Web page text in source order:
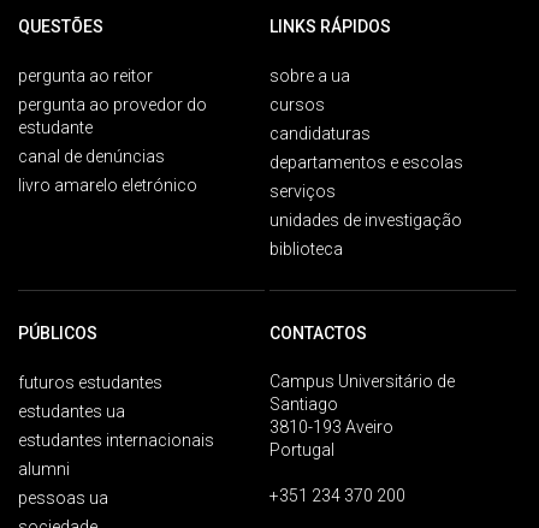
QUESTÕES
pergunta ao reitor
pergunta ao provedor do
estudante
canal de denúncias
livro amarelo eletrónico
LINKS RÁPIDOS
sobre a ua
cursos
candidaturas
departamentos e escolas
serviços
unidades de investigação
biblioteca
PÚBLICOS
futuros estudantes
estudantes ua
estudantes internacionais
alumni
pessoas ua
CONTACTOS
Campus Universitário de
Santiago
3810-193 Aveiro
Portugal
+351 234 370 200